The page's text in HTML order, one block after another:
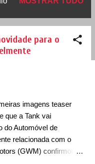
para o
imagens teaser
que a Tank vai
do Automóvel de
relacionada com o
(GWM) confirmou